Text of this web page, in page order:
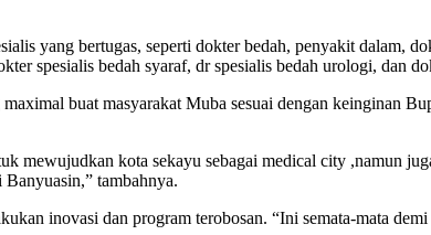
yang bertugas, seperti dokter bedah, penyakit dalam,
spesialis bedah syaraf, dr spesialis bedah urologi, dan
buat masyarakat Muba sesuai dengan keinginan
mewujudkan kota sekayu sebagai medical city ,namun
tambahnya.
inovasi dan program terobosan. “Ini semata-mata